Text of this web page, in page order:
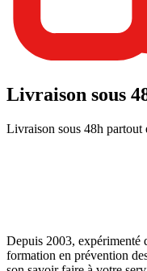
Livraison sous
Livraison sous 48h partout
Depuis 2003, expérimenté
formation en prévention